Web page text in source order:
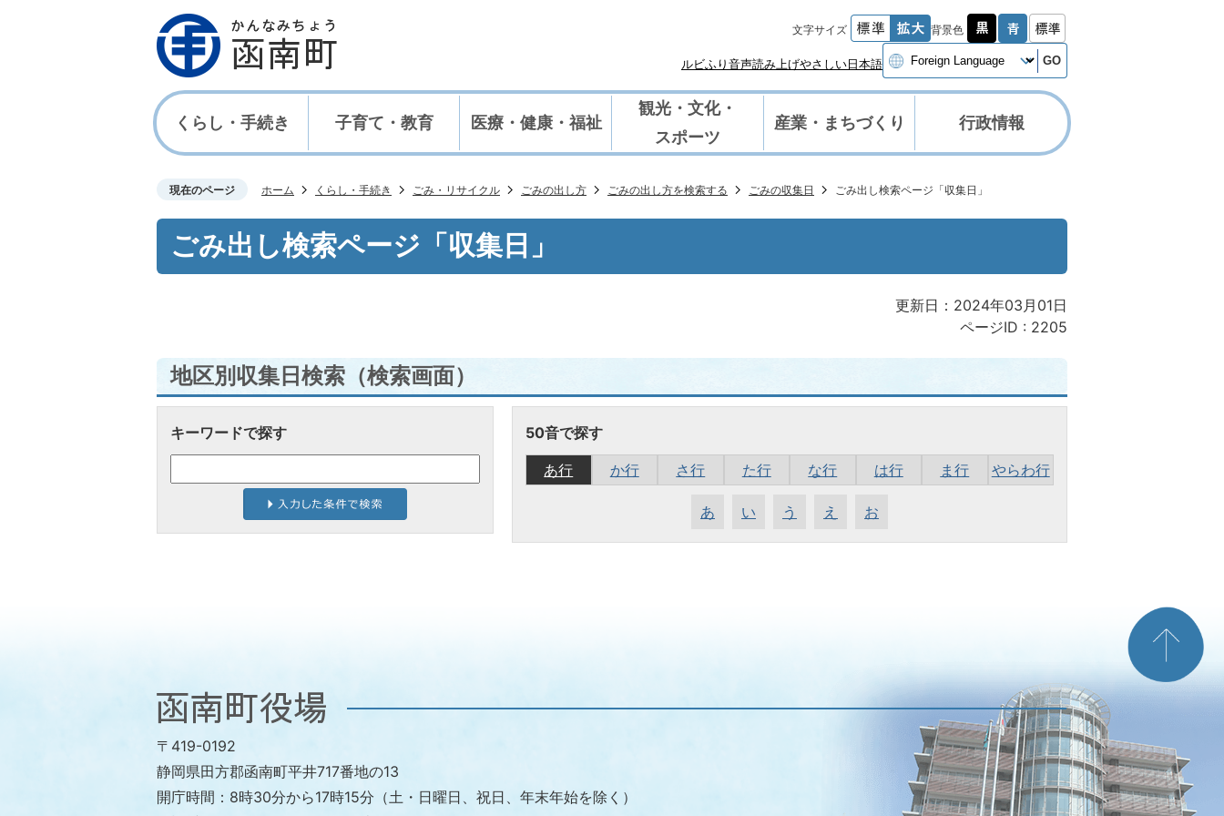
文字サイズ 背景色
ルビふり 音声読み上げやさしい日本語 GO
くらし・手続き 子育て・教育 医療・健康・福祉
観光・文化・
スポーツ
産業・まちづくり 行政情報
現在のページ ホーム くらし・手続き ごみ・リサイクル ごみの出し方 ごみの出し方を検索する ごみの収集日 ごみ出し検索ページ「収集日」
ごみ出し検索ページ「収集日」
更新日：2024年03月01日
ページID : 2205
地区別収集日検索 （検索画面）
キーワードで探す 50音で探す
あ行 か行 さ行 た行 な行 は行 ま行 やらわ行
あ い う え お
函
南
町
役
場
〒419-0192
静岡県田方郡函南町平井717番地の13
開庁時間： 8時30分から17時15分（土・日曜日、祝日、年末年始を除く）